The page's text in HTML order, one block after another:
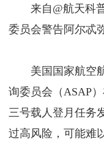
来自@航天科
委员会警告阿尔忒
美国国家航空
询委员会（ASAP
三号载人登月任务
过高风险，可能难